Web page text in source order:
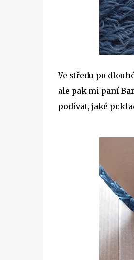
Ve středu po
ale pak mi paní
podívat, jaké